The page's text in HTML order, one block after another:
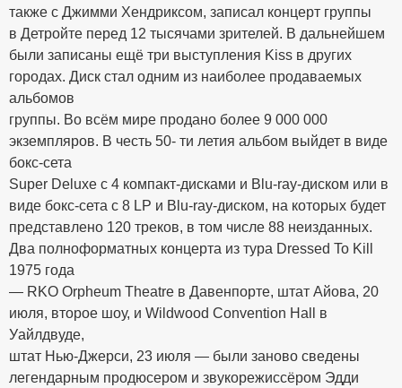
также с Джимми Хендриксом, записал концерт группы
в Детройте перед 12 тысячами зрителей. В дальнейшем
были записаны ещё три выступления Kiss в других
городах. Диск стал одним из наиболее продаваемых
альбомов
группы. Во всём мире продано более 9 000 000
экземпляров. В честь 50- ти летия альбом выйдет в виде
бокс-сета
Super Deluxe с 4 компакт-дисками и Blu-ray-диском или в
виде бокс-сета с 8 LP и Blu-ray-диском, на которых будет
представлено 120 треков, в том числе 88 неизданных.
Два полноформатных концерта из тура Dressed To Kill
1975 года
— RKO Orpheum Theatre в Давенпорте, штат Айова, 20
июля, второе шоу, и Wildwood Convention Hall в
Уайлдвуде,
штат Нью-Джерси, 23 июля — были заново сведены
легендарным продюсером и звукорежиссёром Эдди